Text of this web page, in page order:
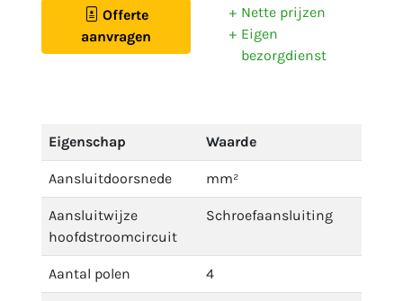
Offerte
aanvragen
Nette prijzen
Eigen
bezorgdienst
Eigenschap Waarde
Aansluitdoorsnede mm²
Aansluitwijze
hoofdstroomcircuit
Schroefaansluiting
Aantal polen 4